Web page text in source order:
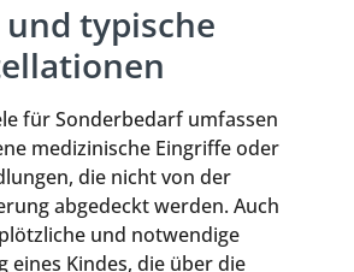
typische
für Sonderbedarf umfassen
medizinische Eingriffe oder
die nicht von der
abgedeckt werden. Auch
und notwendige
eines Kindes, die über die